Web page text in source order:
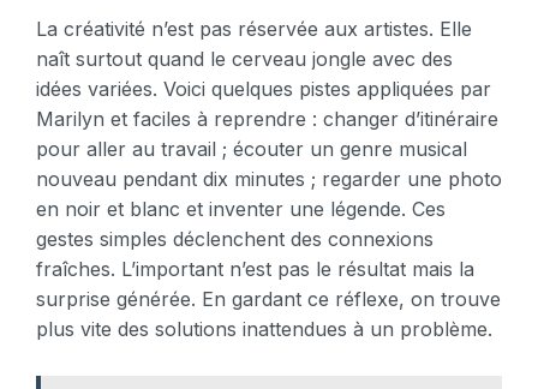
La créativité n’est pas réservée aux artistes. Elle
naît surtout quand le cerveau jongle avec des
idées variées. Voici quelques pistes appliquées par
Marilyn et faciles à reprendre : changer d’itinéraire
pour aller au travail ; écouter un genre musical
nouveau pendant dix minutes ; regarder une photo
en noir et blanc et inventer une légende. Ces
gestes simples déclenchent des connexions
fraîches. L’important n’est pas le résultat mais la
surprise générée. En gardant ce réflexe, on trouve
plus vite des solutions inattendues à un problème.